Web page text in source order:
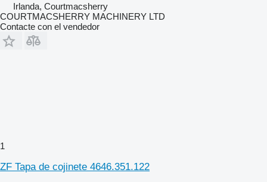
Irlanda, Courtmacsherry
COURTMACSHERRY MACHINERY LTD
Contacte con el vendedor
1
ZF Tapa de cojinete 4646.351.122